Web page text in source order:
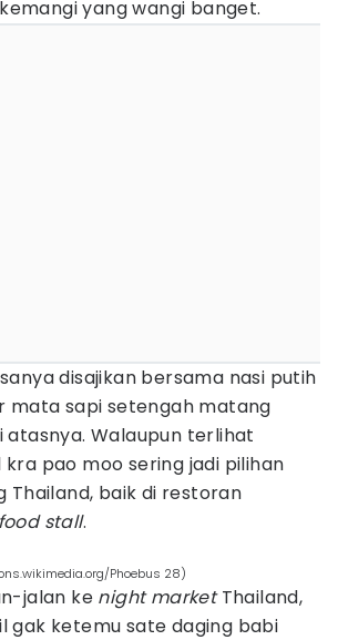
yang wangi banget.
disajikan bersama nasi putih
mata sapi setengah matang
atasnya. Walaupun terlihat
pao moo sering jadi pilihan
Thailand, baik di restoran
stall.
Phoebus 28)
jalan ke night marketThailand,
gak ketemu sate daging babi